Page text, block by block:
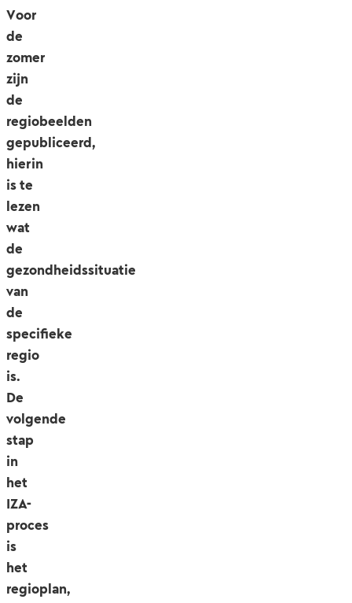
Voor
de
zomer
zijn
de
regiobeelden
gepubliceerd,
hierin
is te
lezen
wat
de
gezondheidssituatie
van
de
specifieke
regio
is.
De
volgende
stap
in
het
IZA-
proces
is
het
regioplan,